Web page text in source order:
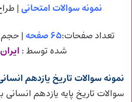
نمونه سوالات امتحانی |
تعداد صفحات:۶۵ صفحه |
شده توسط :
نمونه سوالات تاریخ یازدهم
سوالات تاریخ پایه یازدهم